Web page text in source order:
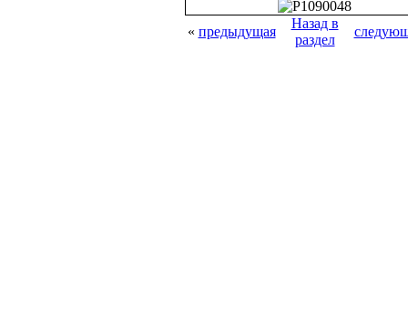
« предыдущая
Назад в
раздел